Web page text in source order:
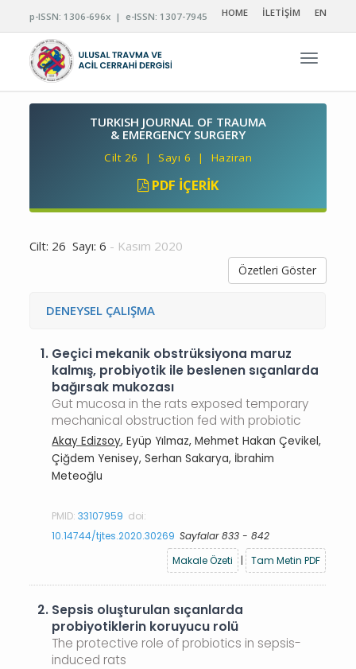
p-ISSN: 1306-696x | e-ISSN: 1307-7945 HOME İLETİŞİM EN
TURKISH JOURNAL OF TRAUMA
& EMERGENCY SURGERY
Cilt 26 | Sayı 6 | Haziran
PDF İÇERIK
Cilt: 26 Sayı: 6 - Kasım 2020
Özetleri Göster
DENEYSEL ÇALIŞMA
1. Geçici mekanik obstrüksiyona maruz
kalmış, probiyotik ile beslenen sıçanlarda
bağırsak mukozası
Gut mucosa in the rats exposed temporary
mechanical obstruction fed with probiotic
Akay Edizsoy, Eyüp Yılmaz, Mehmet Hakan Çevikel,
Çiğdem Yenisey, Serhan Sakarya, İbrahim
Meteoğlu
PMID:33107959 doi:
10.14744/tjtes.2020.30269 Sayfalar 833 - 842
Makale Özeti
| Tam Metin PDF
2. Sepsis oluşturulan sıçanlarda
probiyotiklerin koruyucu rolü
The protective role of probiotics in sepsis-
induced rats